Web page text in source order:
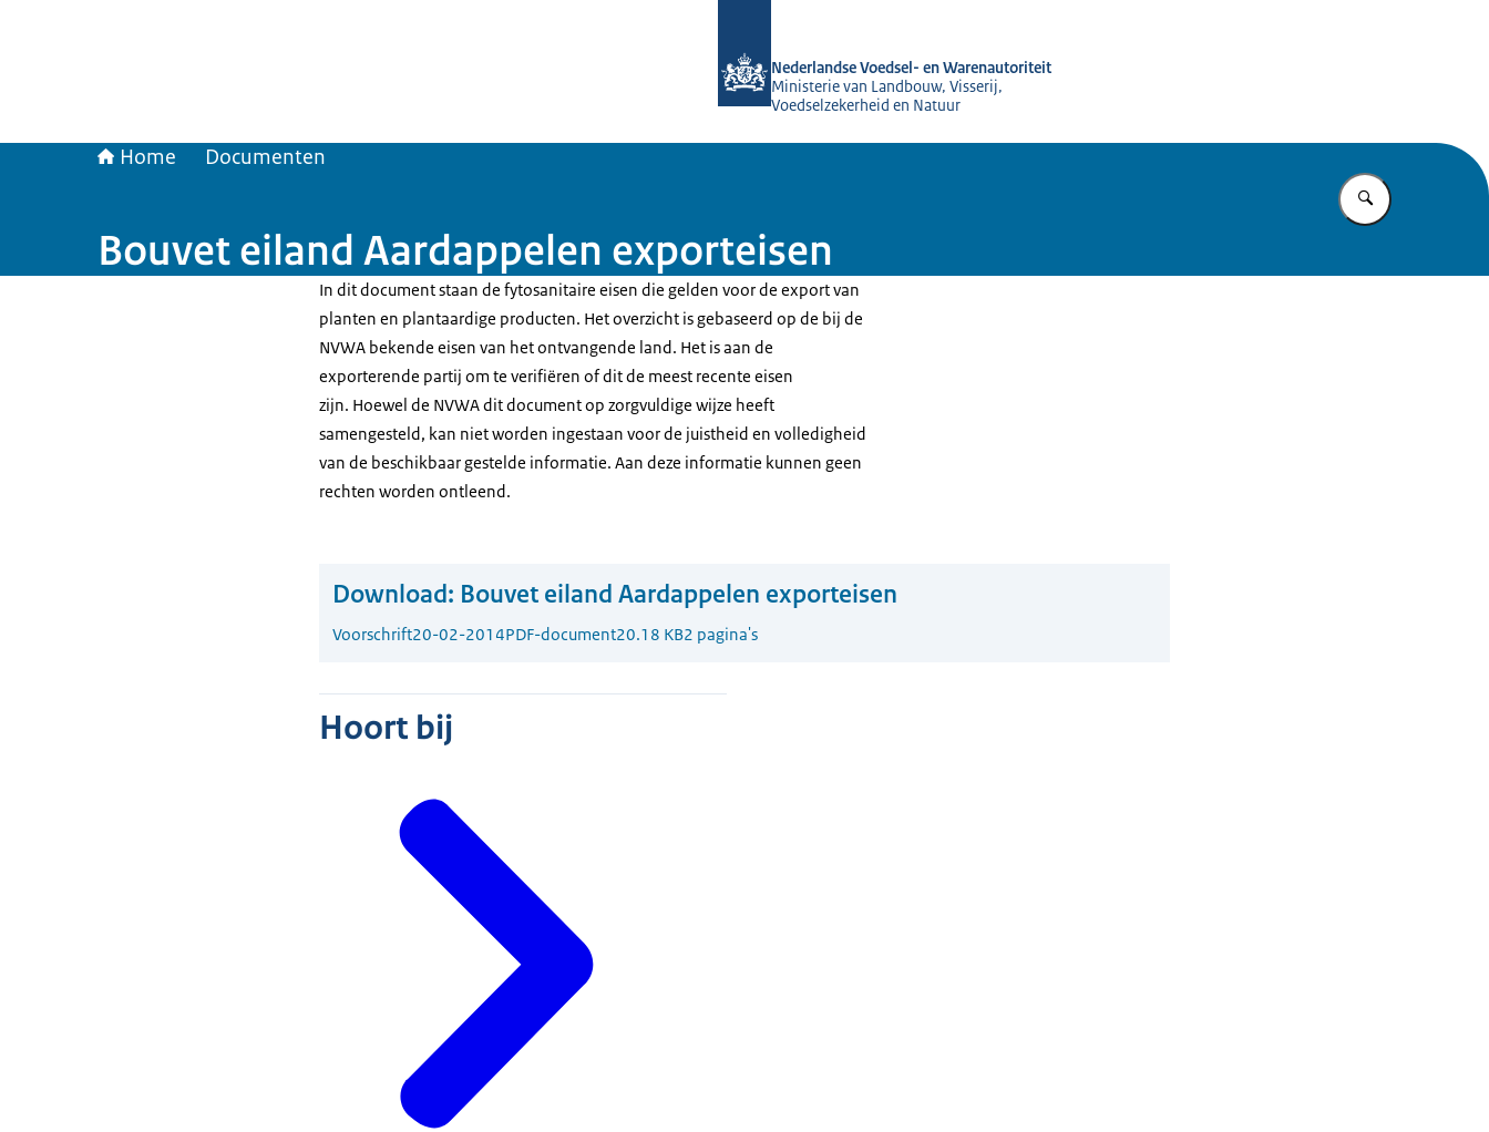
Nederlandse Voedsel- en Warenautoriteit
Ministerie van Landbouw, Visserij,
Voedselzekerheid en Natuur
Home Documenten
Vul in wat u
Bouvet eiland Aardappelen exporteisen
In dit document staan de fytosanitaire eisen die gelden voor de export van
planten en plantaardige producten. Het overzicht is gebaseerd op de bij de
NVWA bekende eisen van het ontvangende land. Het is aan de
exporterende partij om te verifiëren of dit de meest recente eisen
zijn. Hoewel de NVWA dit document op zorgvuldige wijze heeft
samengesteld, kan niet worden ingestaan voor de juistheid en volledigheid
van de beschikbaar gestelde informatie. Aan deze informatie kunnen geen
rechten worden ontleend.
Download: Bouvet eiland Aardappelen exporteisen
Voorschrift20-02-2014PDF-document20.18 KB2 pagina's
Hoort bij